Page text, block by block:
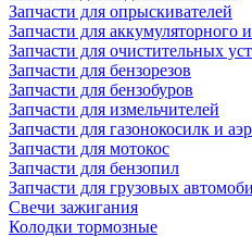
Запчасти для опрыскивателей
Запчасти для аккумуляторного
Запчасти для очистительных
Запчасти для бензорезов
Запчасти для бензобуров
Запчасти для измельчителей
Запчасти для газонокосилк и
Запчасти для мотокос
Запчасти для бензопил
Запчасти для грузовых
Свечи зажигания
Колодки тормозные